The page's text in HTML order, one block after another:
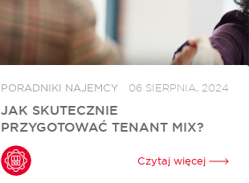
PORADNIKI NAJEMCY 06 SIERPNIA, 2024
JAK SKUTECZNIE
PRZYGOTOWAĆ TENANT MIX?
Jak przygotować skuteczny tenant mix, czyli
odpowiedni dobór najemców w centrum czy
parku handlowym, aby jak najlepiej
Czytaj więcej